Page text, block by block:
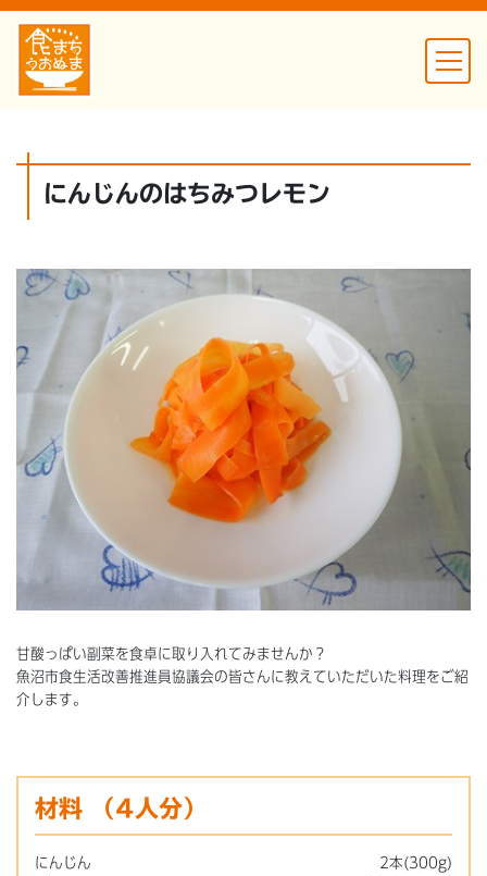
にんじんのはちみつレモン
甘酸っぱい副菜を食卓に取り入れてみませんか？
魚沼市食生活改善推進員協議会の皆さんに教えていただいた料理をご紹
介します。
材料 （4人分）
にんじん
2本(300g)